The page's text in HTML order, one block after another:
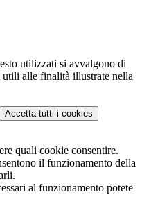
utilizzati si avvalgono di
utili alle finalità illustrate nella
Accetta tutti i cookies
quali cookie consentire.
il funzionamento della
al funzionamento potete